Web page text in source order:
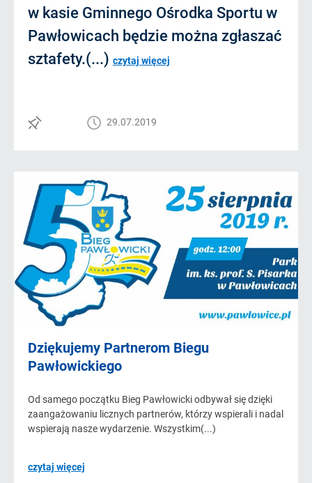
w kasie Gminnego Ośrodka Sportu w
Pawłowicach będzie można zgłaszać
sztafety.(...) czytaj więcej
29.07.2019
Dziękujemy Partnerom Biegu
Pawłowickiego
Od samego początku Bieg Pawłowicki odbywał się dzięki
zaangażowaniu licznych partnerów, którzy wspierali i nadal
wspierają nasze wydarzenie. Wszystkim(...)
czytaj więcej